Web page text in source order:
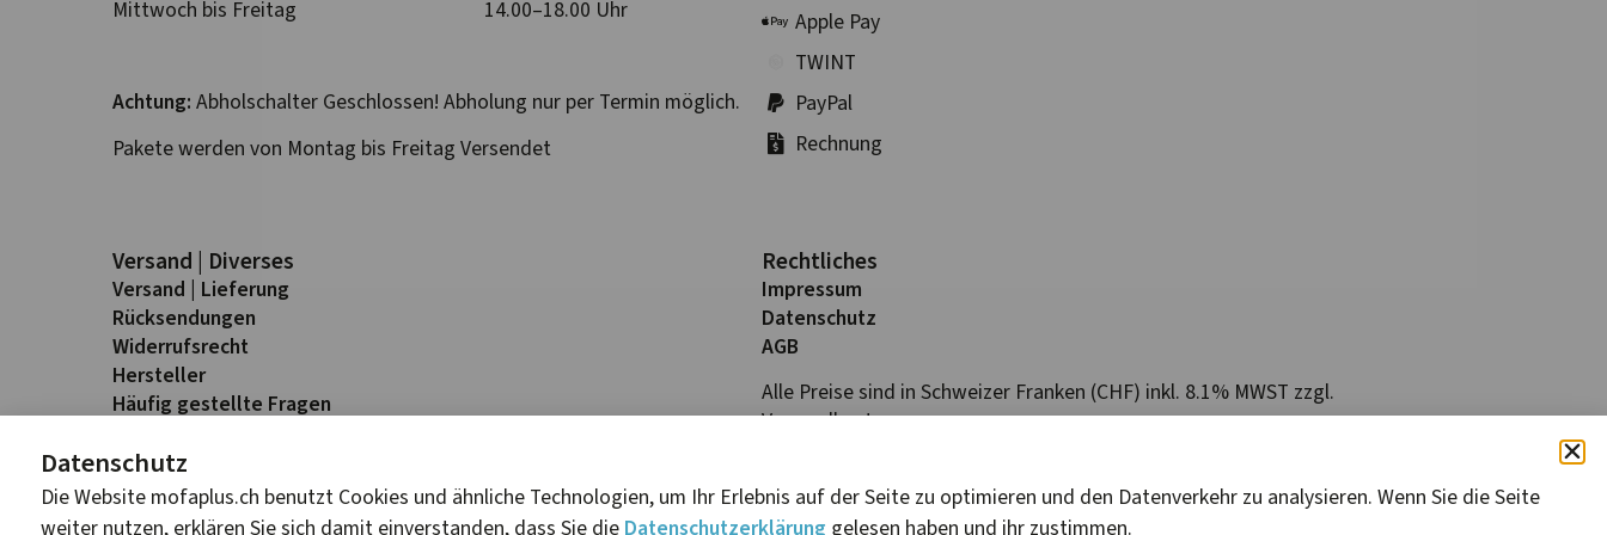
Mittwoch bis Freitag 14.00–18.00 Uhr
Achtung: Abholschalter Geschlossen! Abholung nur per Termin möglich.
Pakete werden von Montag bis Freitag Versendet
Apple Pay
TWINT
PayPal
Rechnung
Versand | Diverses
Versand | Lieferung
Rück­sendungen
Widerrufs­recht
Hersteller
Häufig gestellte Fragen
Rechtliches
Impressum
Datenschutz
AGB
Alle Preise sind in Schweizer Franken (CHF) inkl. 8.1% MWST zzgl.
Versandkosten.
Datenschutz
Die Website mofaplus.ch benutzt Cookies und ähnliche Technologien, um Ihr Erlebnis auf der Seite zu optimieren und den Datenverkehr zu analysieren. Wenn Sie die Seite
weiter nutzen, erklären Sie sich damit einverstanden, dass Sie die Datenschutzerklärung gelesen haben und ihr zustimmen.